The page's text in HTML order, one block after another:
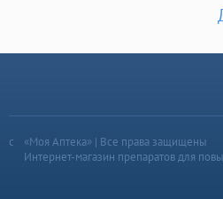
«Моя Аптека» | Все права защищены
Интернет-магазин препаратов для